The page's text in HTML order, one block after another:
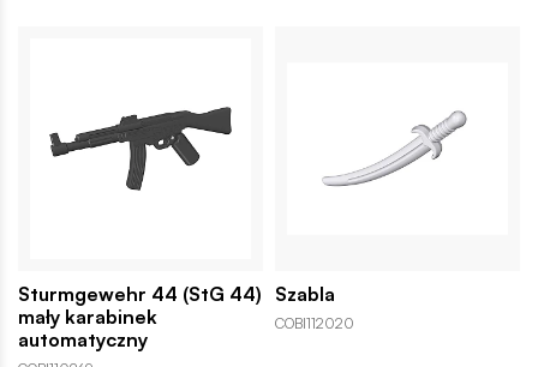
Sturmgewehr 44 (StG 44)
mały karabinek
automatyczny
Szabla
COBI112020